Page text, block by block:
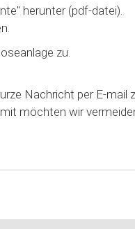
herunter (pdf-datei).
zu.
Nachricht per E-
möchten wir